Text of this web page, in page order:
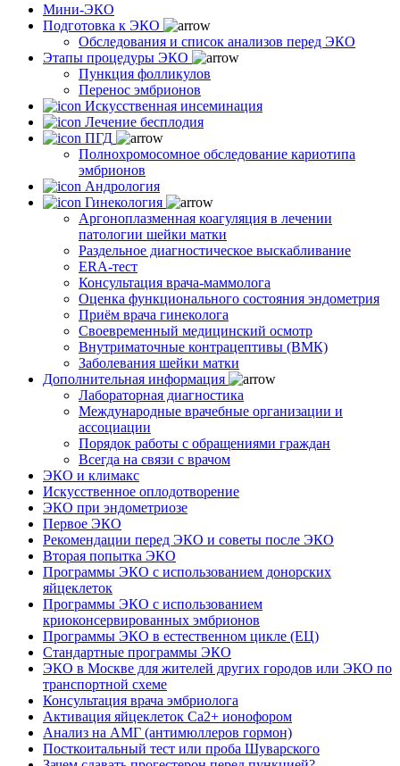
Мини-ЭКО
Подготовка к ЭКО
Обследования и список анализов перед ЭКО
Этапы процедуры ЭКО
Пункция фолликулов
Перенос эмбрионов
Искусственная инсеминация
Лечение бесплодия
ПГД
Полнохромосомное обследование кариотипа
эмбрионов
Андрология
Гинекология
Аргоноплазменная коагуляция в лечении
патологии шейки матки
Раздельное диагностическое выскабливание
ERA-тест
Консультация врача-маммолога
Оценка функционального состояния эндометрия
Приём врача гинеколога
Своевременный медицинский осмотр
Внутриматочные контрацептивы (ВМК)
Заболевания шейки матки
Дополнительная информация
Лабораторная диагностика
Международные врачебные организации и
ассоциации
Порядок работы с обращениями граждан
Всегда на связи с врачом
ЭКО и климакс
Искусственное оплодотворение
ЭКО при эндометриозе
Первое ЭКО
Рекомендации перед ЭКО и советы после ЭКО
Вторая попытка ЭКО
Программы ЭКО с использованием донорских
яйцеклеток
Программы ЭКО с использованием
криоконсервированных эмбрионов
Программы ЭКО в естественном цикле (ЕЦ)
Стандартные программы ЭКО
ЭКО в Москве для жителей других городов или ЭКО по
транспортной схеме
Консультация врача эмбриолога
Активация яйцеклеток Са2+ ионофором
Анализ на АМГ (антимюллеров гормон)
Посткоитальный тест или проба Шуварского